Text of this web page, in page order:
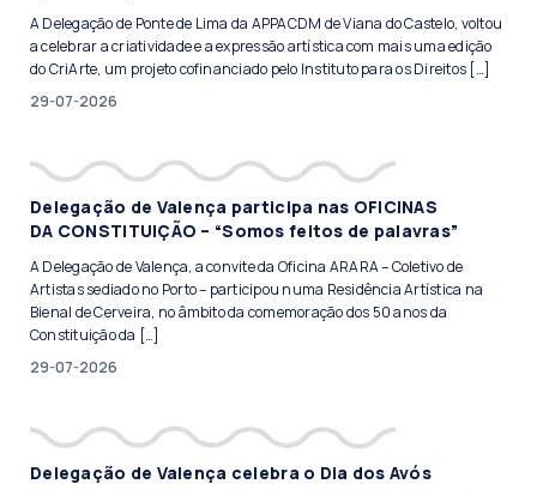
A Delegação de Ponte de Lima da APPACDM de Viana do Castelo, voltou
a celebrar a criatividade e a expressão artística com mais uma edição
do CriArte, um projeto cofinanciado pelo Instituto para os Direitos […]
29-07-2026
Delegação de Valença participa nas OFICINAS
DA CONSTITUIÇÃO – “Somos feitos de palavras”
A Delegação de Valença, a convite da Oficina ARARA – Coletivo de
Artistas sediado no Porto – participou numa Residência Artística na
Bienal de Cerveira, no âmbito da comemoração dos 50 anos da
Constituição da […]
29-07-2026
Delegação de Valença celebra o Dia dos Avós